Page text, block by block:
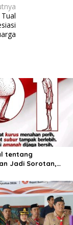
tentang
Jadi Sorotan,
Pemberantasan